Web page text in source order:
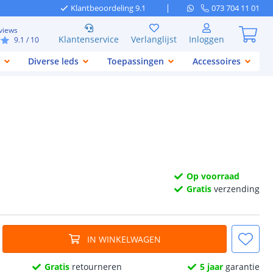
Klantbeoordeling 9.1 073 704 11 01
9.1 / 10 Klantenservice Verlanglijst
Inloggen
Diverse leds Toepassingen Accessoires
Op voorraad
Gratis verzending
IN WINKELWAGEN
Gratis retourneren 5 jaargarantie